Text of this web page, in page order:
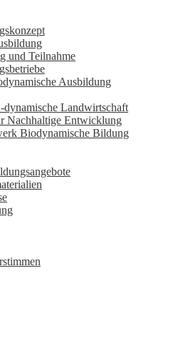
und Teilnahme
Ausbildung
dynamische Landwirtschaft
Nachhaltige Entwicklung
Biodynamische Bildung